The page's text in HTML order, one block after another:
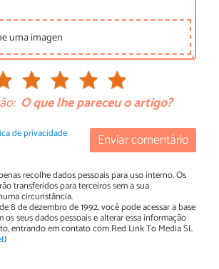
uma imagen
O que lhe pareceu o artigo?
Enviar comentário
de privacidade
recolhe dados pessoais para uso interno. Os
transferidos para terceiros sem a sua
circunstância.
8 de dezembro de 1992, você pode acessar a base
seus dados pessoais e alterar essa informação
entrando em contato com Red Link To Media SL
)